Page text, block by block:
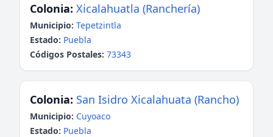
Colonia: Xicalahuatla (Ranchería)
Municipio: Tepetzintla
Estado: Puebla
Códigos Postales: 73343
Colonia: San Isidro Xicalahuata (Rancho)
Municipio: Cuyoaco
Estado: Puebla